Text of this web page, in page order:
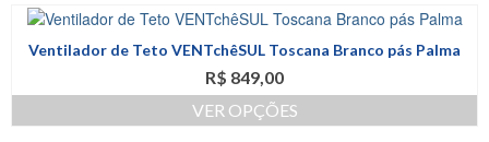
página
do
produto
tem
variantes.
As
opções
podem
Ventilador de Teto VENTchêSUL Toscana Branco pás Palma
R$ 849,00
VER OPÇÕES